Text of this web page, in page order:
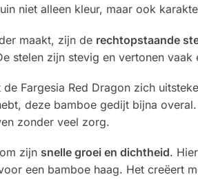
niet alleen kleur, maar ook
maakt, zijn de rechtopstaande
stelen zijn stevig en vertonen
Fargesia Red Dragon zich
deze bamboe gedijt bijna
zonder veel zorg.
zijn snelle groei en dichtheid.
een bamboe haag. Het creëert